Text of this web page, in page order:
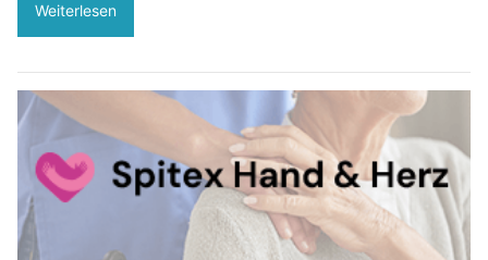
Weiterlesen